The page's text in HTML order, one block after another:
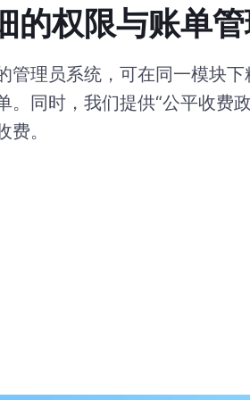
的权限与账单
管理员系统，可在同一模块下
。同时，我们提供“公平收费
费。